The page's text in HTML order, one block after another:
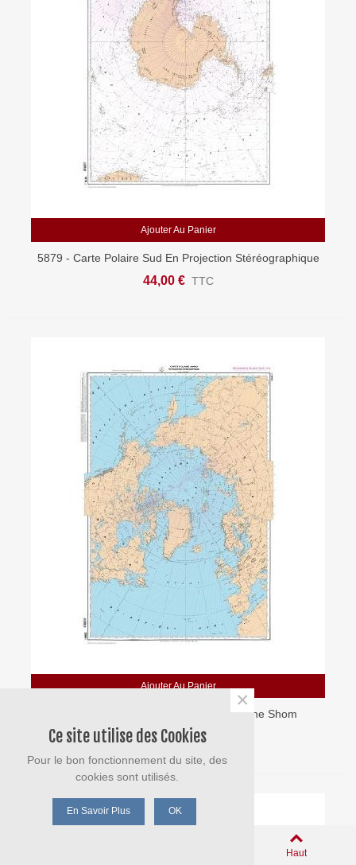
Ajouter Au Panier
5879 - Carte Polaire Sud En Projection Stéréographique
- Déclinaison Magnétique 2015
44,00 € TTC
Ajouter Au Panier
5966 - Carte Polaire Nord - Carte Marine Shom
44,00 € TTC
Haut
Ce site utilise des Cookies
Pour le bon fonctionnement du site, des
cookies sont utilisés.
En Savoir Plus OK
×